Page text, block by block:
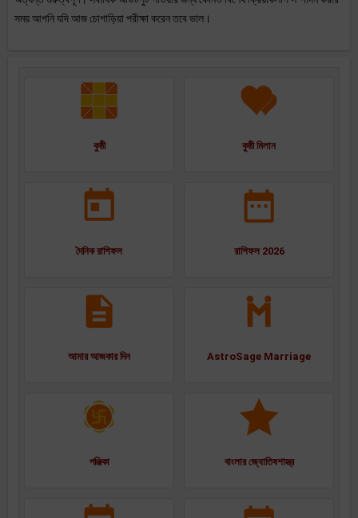
সময় আপনি যদি আজ চোগাড়িয়া পরীক্ষা করেন তবে ভাল।
কুষ্ঠী কুষ্ঠী মিলান
দৈনিক রাশিফল রাশিফল 2026
আমার আজকার দিন AstroSage Marriage
পঞ্জিকা বাংলার জ্যোতিষশাস্ত্র